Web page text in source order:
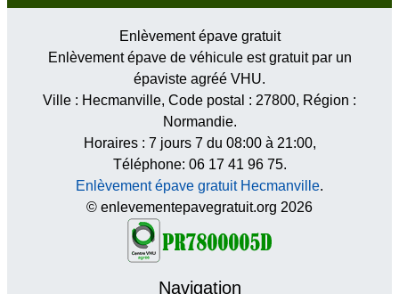
Enlèvement épave gratuit
Enlèvement épave de véhicule est gratuit par un
épaviste agréé VHU.
Ville : Hecmanville, Code postal : 27800, Région :
Normandie.
Horaires : 7 jours 7 du 08:00 à 21:00,
Téléphone: 06 17 41 96 75.
Enlèvement épave gratuit Hecmanville.
© enlevementepavegratuit.org 2026
Navigation